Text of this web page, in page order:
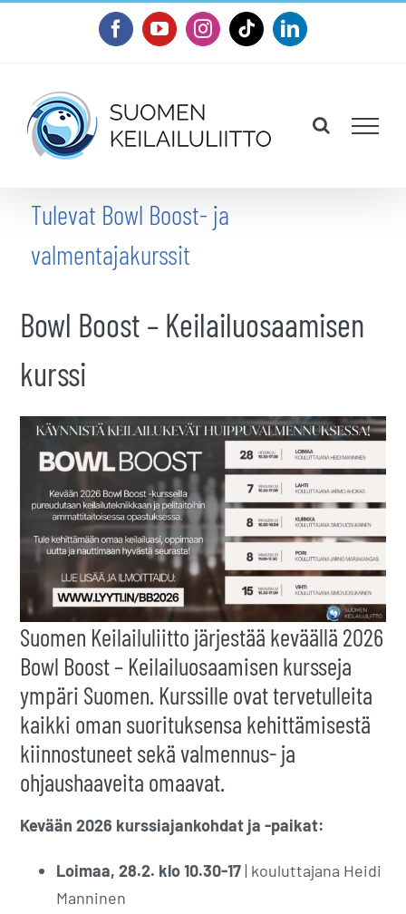
FacebookYouTubeInstagram
TiktokLinkedIn
Tulevat Bowl Boost- ja
valmentajakurssit
Bowl Boost – Keilailuosaamisen
kurssi
Suomen Keilailuliitto järjestää keväällä 2026
Bowl Boost – Keilailuosaamisen kursseja
ympäri Suomen. Kurssille ovat tervetulleita
kaikki oman suorituksensa kehittämisestä
kiinnostuneet sekä valmennus- ja
ohjaushaaveita omaavat.
Kevään 2026 kurssiajankohdat ja -paikat:
Loimaa, 28.2. klo 10.30-17| kouluttajana Heidi
Manninen